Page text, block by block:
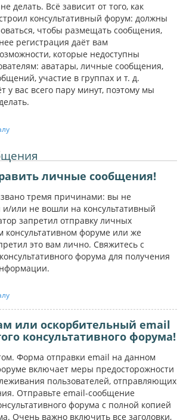
делать. Всё зависит от того, как
консультативный форум: должны
чтобы размещать сообщения,
регистрация даёт вам
которые недоступны
аватары, личные сообщения,
участие в группах и т. д.
у вас всего пару минут, поэтому мы
личные сообщения!
тремя причинами: вы не
и/или не вошли на консультативный
запретил отправку личных
консультативном форуме или же
это вам лично. Свяжитесь с
форума для получения
или оскорбительный email
консультативного форума!
Форма отправки email на данном
включает меры предосторожности
пользователей, отправляющих
Отправьте email-сообщение
форума с полной копией
Очень важно включить все заголовки,